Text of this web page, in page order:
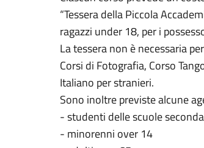
“Tessera della Piccola
ragazzi under 18, per i
La tessera non è necessaria
Corsi di Fotografia, Corso
Italiano per stranieri.
Sono inoltre previste alcune
- studenti delle scuole
- minorenni over 14